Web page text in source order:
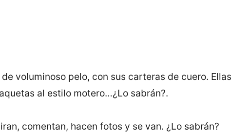
voluminoso pelo, con sus carteras de cuero.
al estilo motero…¿Lo sabrán?.
comentan, hacen fotos y se van. ¿Lo sabrán?